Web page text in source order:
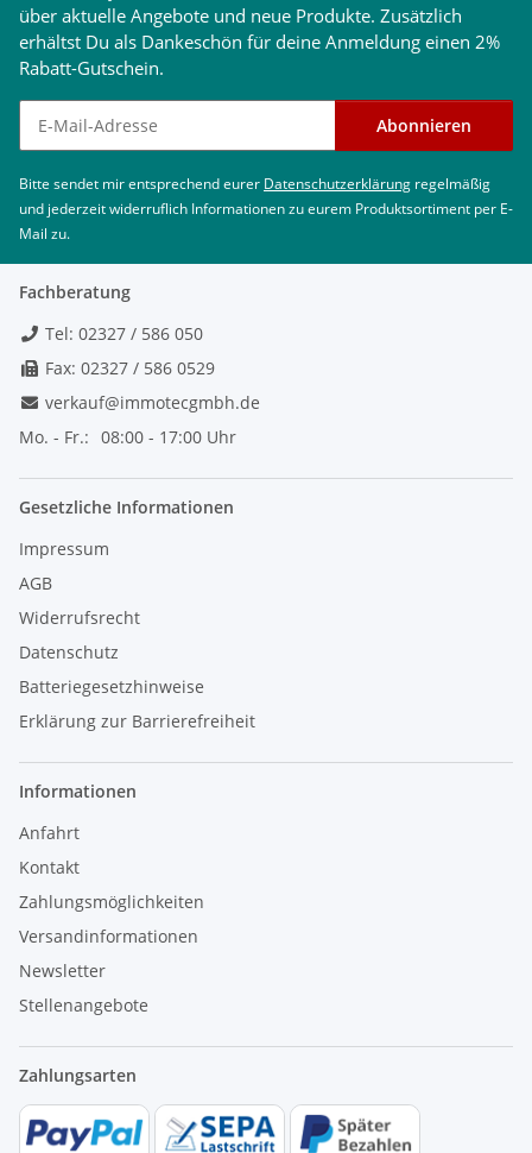
über aktuelle Angebote und neue Produkte. Zusätzlich
erhältst Du als Dankeschön für deine Anmeldung einen 2%
Rabatt-Gutschein.
Newsletter abonnieren Abonnieren
Bitte sendet mir entsprechend eurer Datenschutzerklärung regelmäßig
und jederzeit widerruflich Informationen zu eurem Produktsortiment per E-
Mail zu.
Fachberatung
Tel: 02327 / 586 050
Fax: 02327 / 586 0529
verkauf@immotecgmbh.de
Mo. - Fr.: 08:00 - 17:00 Uhr
Gesetzliche Informationen
Impressum
AGB
Widerrufsrecht
Datenschutz
Batteriegesetzhinweise
Erklärung zur Barrierefreiheit
Informationen
Anfahrt
Kontakt
Zahlungsmöglichkeiten
Versandinformationen
Newsletter
Stellenangebote
Zahlungsarten